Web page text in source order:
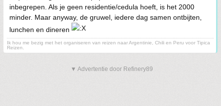
inbegrepen. Als je geen residentie/cedula hoeft, is het 2000
minder. Maar anyway, de gruwel, iedere dag samen ontbijten,
lunchen en dineren
Ik hou me bezig met het organiseren van reizen naar Argentinie, Chili en Peru voor Tipica
Reizen.
▼ Advertentie door Refinery89